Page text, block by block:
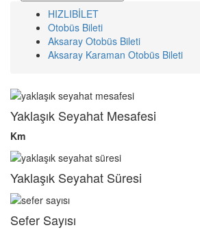
HIZLIBİLET
Otobüs Bileti
Aksaray Otobüs Bileti
Aksaray Karaman Otobüs Bileti
Yaklaşık Seyahat Mesafesi
Km
Yaklaşık Seyahat Süresi
Sefer Sayısı